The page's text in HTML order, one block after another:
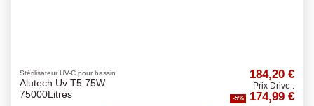
Stérilisateur UV-C pour bassin
Alutech Uv T5 75W
75000Litres
184,20 €
Prix Drive :
-5% 174,99 €